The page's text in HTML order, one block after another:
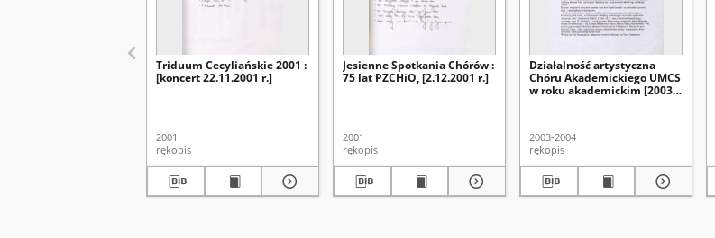
Triduum Cecyliańskie 2001 :
[koncert 22.11.2001 r.]
2001
rękopis
Jesienne Spotkania Chórów :
75 lat PZCHiO, [2.12.2001 r.]
2001
rękopis
Działalność artystyczna
Chóru Akademickiego UMCS
w roku akademickim [2003-
2003-2004
rękopis